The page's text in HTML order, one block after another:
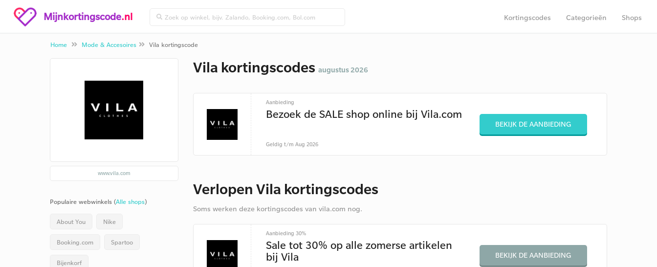
Mijnkortingscode.nl Kortingscodes Categorieën Shops
Home Mode & Accesoires Vila kortingscode
Vila kortingscodes augustus 2026
Aanbieding
Bezoek de SALE shop online bij Vila.com
Geldig t/m Aug 2026
BEKIJK DE AANBIEDING
Verlopen Vila kortingscodes
Soms werken deze kortingscodes van vila.com nog.
Aanbieding 30%
Sale tot 30% op alle zomerse artikelen
bij Vila
BEKIJK DE AANBIEDING
www.vila.com
Populaire webwinkels (Alle shops)
About You Nike
Booking.com Spartoo
Bijenkorf